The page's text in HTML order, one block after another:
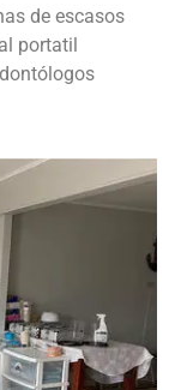
de escasos
portatil